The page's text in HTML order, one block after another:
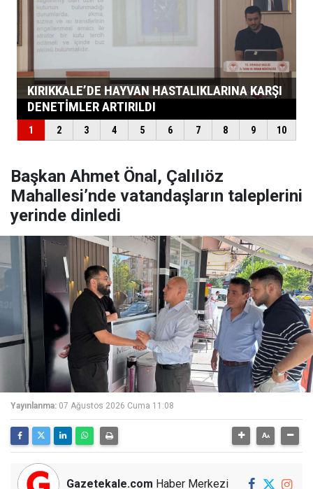
Başkan Ahmet Önal, Çalılıöz
Mahallesi’nde vatandaşların taleplerini
yerinde dinledi
Yayınlanma: 07 Ağustos 2026 Cuma 11:08
Gazetekale.com Haber Merkezi